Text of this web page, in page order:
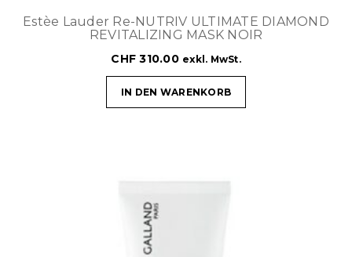
Estèe Lauder Re-NUTRIV ULTIMATE DIAMOND
REVITALIZING MASK NOIR
CHF 310.00 exkl. MwSt.
IN DEN WARENKORB